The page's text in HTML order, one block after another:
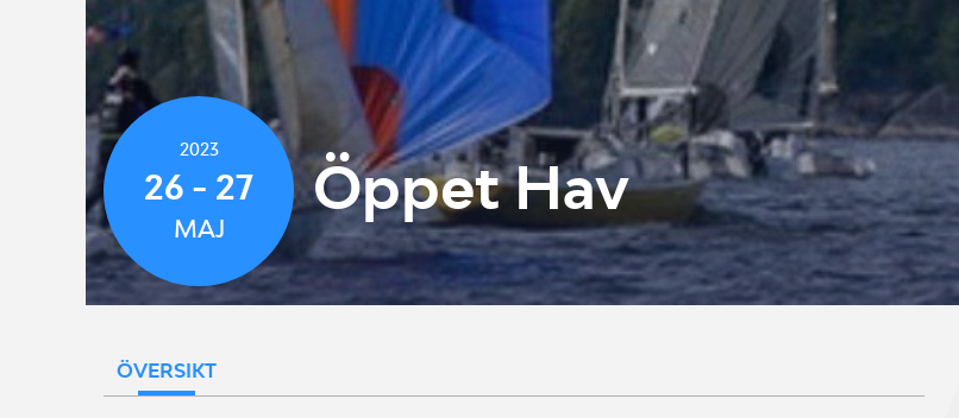
2023
26 - 27
MAJ
Öppet Hav
ÖVERSIKT